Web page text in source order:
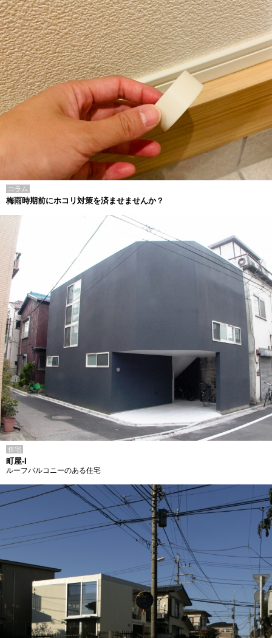
コラム
梅雨時期前にホコリ対策を済ませませんか？
住宅
町屋-I
ルーフバルコニーのある住宅